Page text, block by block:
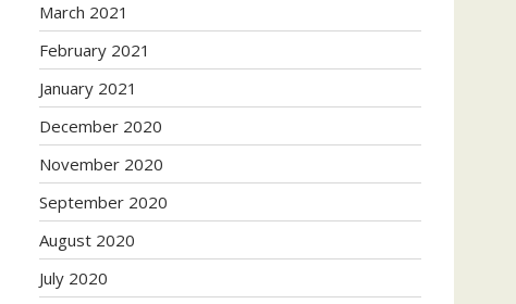
March 2021
February 2021
January 2021
December 2020
November 2020
September 2020
August 2020
July 2020